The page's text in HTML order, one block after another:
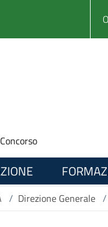
/ Direzione Generale /